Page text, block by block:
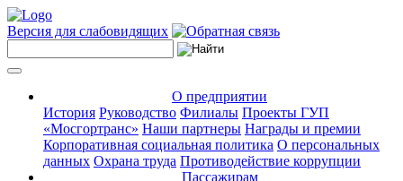
Версия для слабовидящих
О предприятии
История Руководство Филиалы Проекты ГУП
«Мосгортранс» Наши партнеры Награды и премии
Корпоративная социальная политика О персональных
данных Охрана труда Противодействие коррупции
Пассажирам